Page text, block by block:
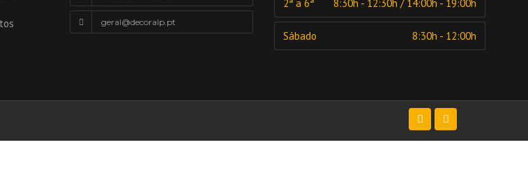
geral@decoralp.pt
2ª a 6ª 8:30h - 12:30h / 14:00h - 19:00h
Sábado 8:30h - 12:00h